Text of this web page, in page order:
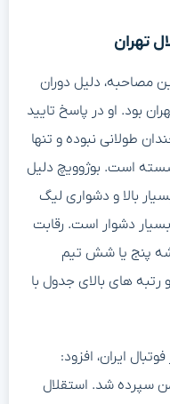
تهران
مصاحبه، دلیل دوران
بود. او در پاسخ تایید
طولانی نبوده و تنها
است. بوژوویچ دلیل
بالا و دشواری لیگ
دشوار است. رقابت
پنج یا شش تیم
های بالای جدول با
ایران، افزود:
سپرده شد. استقلال